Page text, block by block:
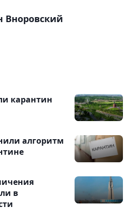
Вноровский
карантин
алгоритм
в